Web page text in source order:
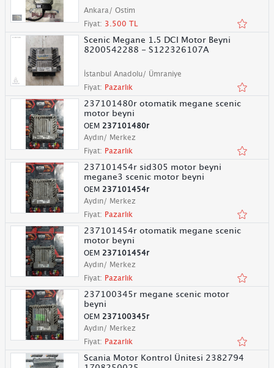
Ankara/ Ostim
Fiyat: 3.500 TL
Scenic Megane 1.5 DCI Motor Beyni
8200542288 - S122326107A
İstanbul Anadolu/ Ümraniye
Fiyat: Pazarlık
237101480r otomatik megane scenic
motor beyni
OEM 237101480r
Aydın/ Merkez
Fiyat: Pazarlık
237101454r sid305 motor beyni
megane3 scenic motor beyni
OEM 237101454r
Aydın/ Merkez
Fiyat: Pazarlık
237101454r otomatik megane scenic
motor beyni
OEM 237101454r
Aydın/ Merkez
Fiyat: Pazarlık
237100345r megane scenic motor
beyni
OEM 237100345r
Aydın/ Merkez
Fiyat: Pazarlık
Scania Motor Kontrol Ünitesi 2382794